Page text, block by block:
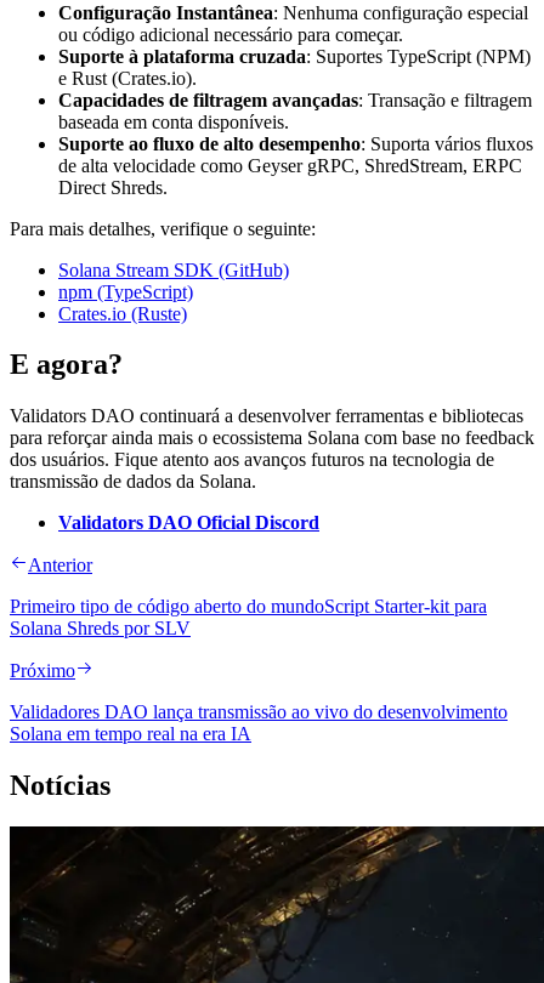
Configuração Instantânea: Nenhuma configuração especial
ou código adicional necessário para começar.
Suporte à plataforma cruzada: Suportes TypeScript (NPM)
e Rust (Crates.io).
Capacidades de filtragem avançadas: Transação e filtragem
baseada em conta disponíveis.
Suporte ao fluxo de alto desempenho: Suporta vários fluxos
de alta velocidade como Geyser gRPC, ShredStream, ERPC
Direct Shreds.
Para mais detalhes, verifique o seguinte:
Solana Stream SDK (GitHub)
npm (TypeScript)
Crates.io (Ruste)
E agora?
Validators DAO continuará a desenvolver ferramentas e bibliotecas
para reforçar ainda mais o ecossistema Solana com base no feedback
dos usuários. Fique atento aos avanços futuros na tecnologia de
transmissão de dados da Solana.
Validators DAO Oficial Discord
Anterior
Primeiro tipo de código aberto do mundoScript Starter-kit para
Solana Shreds por SLV
Próximo
Validadores DAO lança transmissão ao vivo do desenvolvimento
Solana em tempo real na era IA
Notícias